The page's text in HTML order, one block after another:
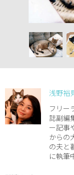
浅野裕
フリー
誌副編
ー記事
からの
の夫と
に執筆